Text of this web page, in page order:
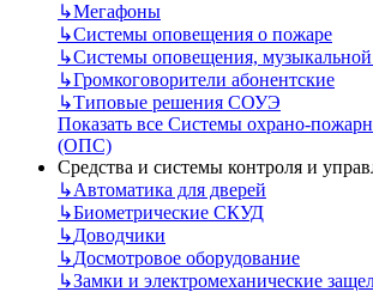
↳Мегафоны
↳Системы оповещения о пожаре
↳Системы оповещения, музыкальной
↳Громкоговорители абонентские
↳Типовые решения СОУЭ
Показать все Системы охрано-
(ОПС)
Средства и системы контроля и
↳Автоматика для дверей
↳Биометрические СКУД
↳Доводчики
↳Досмотровое оборудование
↳Замки и электромеханические